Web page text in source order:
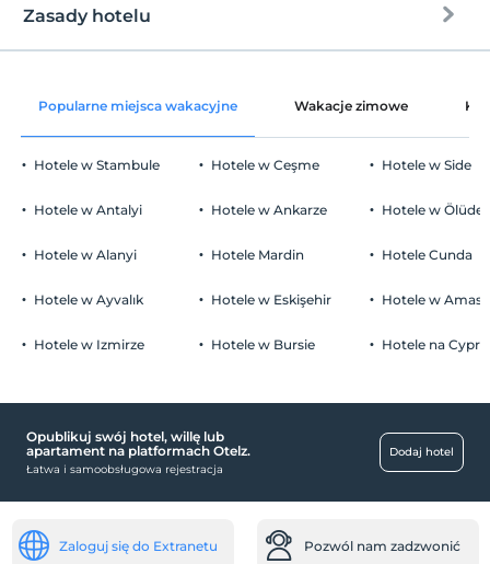
Części wspólne i wszystkie pokoje
Parking
wolny prywatny parking
zajęcia
Masaż balijski
Rynek
Zasady hotelu
Zameldować się
Wymeldować się
Przed 12:00
Zwierzęta
Niemowlęta do wieku do 2 są bezpłatne.
Popularne miejsca wakacyjne Wakacje zimowe
Hotele w Stambule
Hotele w Antalyi
Hotele w Alanyi
Hotele w Ayvalık
Hotele w Izmirze
Hotele w Ceşme
Hotele w Ankarze
Hotele Mardin
Hotele w Eskişehir
Hotele w Bursie
Hotele w Side
Hotele w
Hotele Cunda
Hotele w
Hotele na
Opublikuj swój hotel, willę lub
apartament na platformach Otelz.
Łatwa i samoobsługowa rejestracja
Dodaj hotel
Zaloguj się do Extranetu Pozwól nam zadzwonić